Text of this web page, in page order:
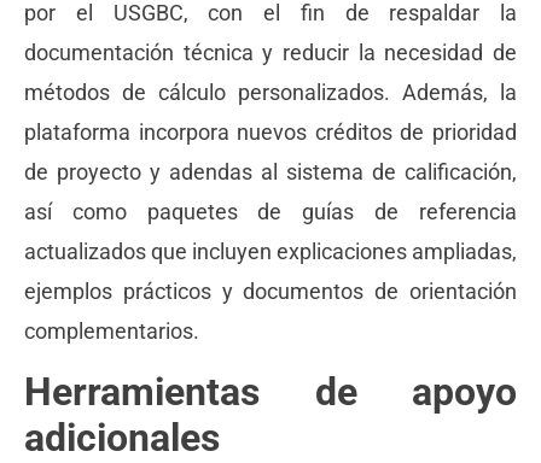
por el USGBC, con el fin de respaldar la
documentación técnica y reducir la necesidad de
métodos de cálculo personalizados. Además, la
plataforma incorpora nuevos créditos de prioridad
de proyecto y adendas al sistema de calificación,
así como paquetes de guías de referencia
actualizados que incluyen explicaciones ampliadas,
ejemplos prácticos y documentos de orientación
complementarios.
Herramientas de apoyo
adicionales